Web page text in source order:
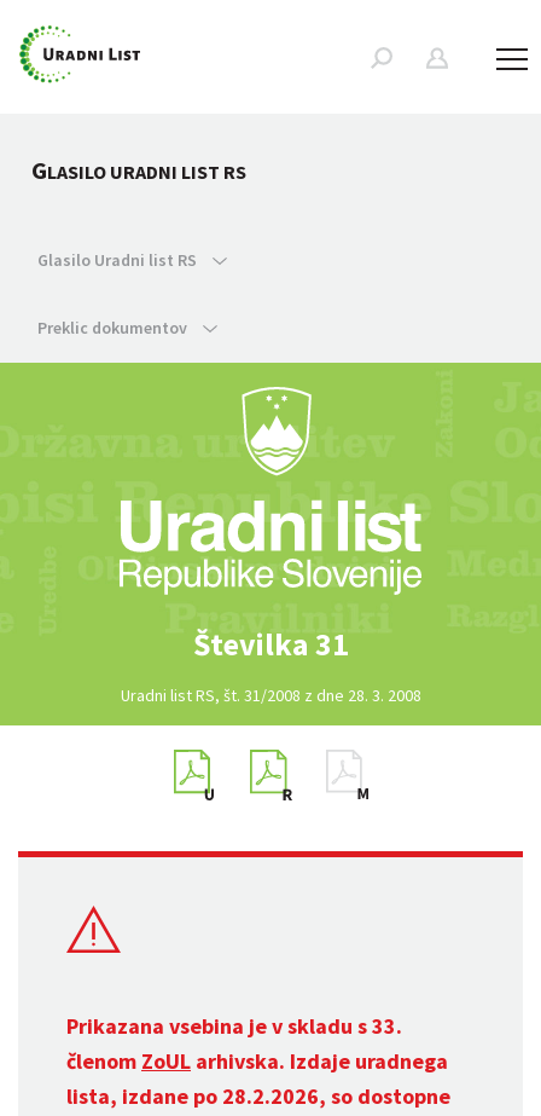
GLASILO URADNI LIST RS
Glasilo Uradni list RS
Preklic dokumentov
Številka 31
Uradni list RS, št. 31/2008 z dne 28. 3. 2008
Prikazana vsebina je v skladu s 33.
členom ZoUL arhivska. Izdaje uradnega
lista, izdane po 28.2.2026, so dostopne